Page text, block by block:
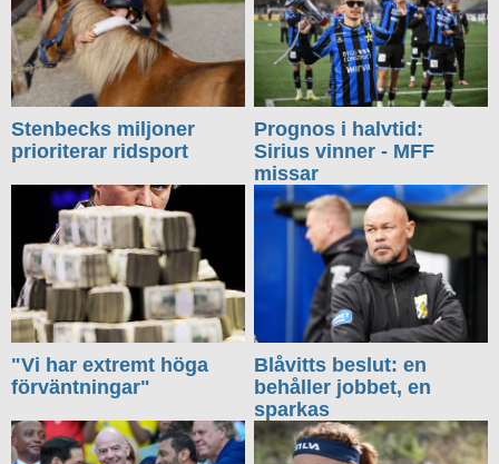
Stenbecks miljoner
prioriterar ridsport
Prognos i halvtid:
Sirius vinner - MFF
missar
"Vi har extremt höga
förväntningar"
Blåvitts beslut: en
behåller jobbet, en
sparkas